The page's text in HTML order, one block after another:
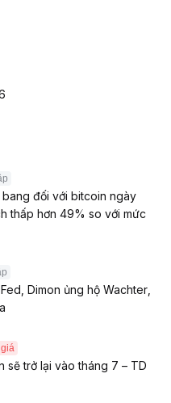
đối với bitcoin ngày
thấp hơn 49% so với mức
Dimon ủng hộ Wachter,
sẽ trở lại vào tháng 7 – TD